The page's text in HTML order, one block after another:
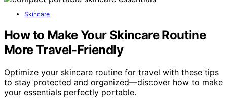
Skincare
How to Make Your Skincare Routine
More Travel-Friendly
Optimize your skincare routine for travel with these tips
to stay protected and organized—discover how to make
your essentials perfectly portable.